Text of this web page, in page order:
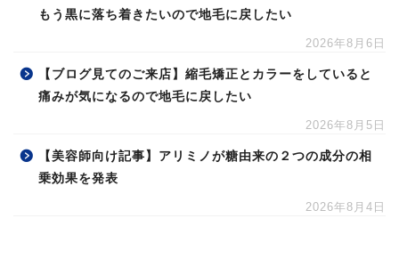
もう黒に落ち着きたいので地毛に戻したい
2026年8月6日
【ブログ見てのご来店】縮毛矯正とカラーをしていると
痛みが気になるので地毛に戻したい
2026年8月5日
【美容師向け記事】アリミノが糖由来の２つの成分の相
乗効果を発表
2026年8月4日